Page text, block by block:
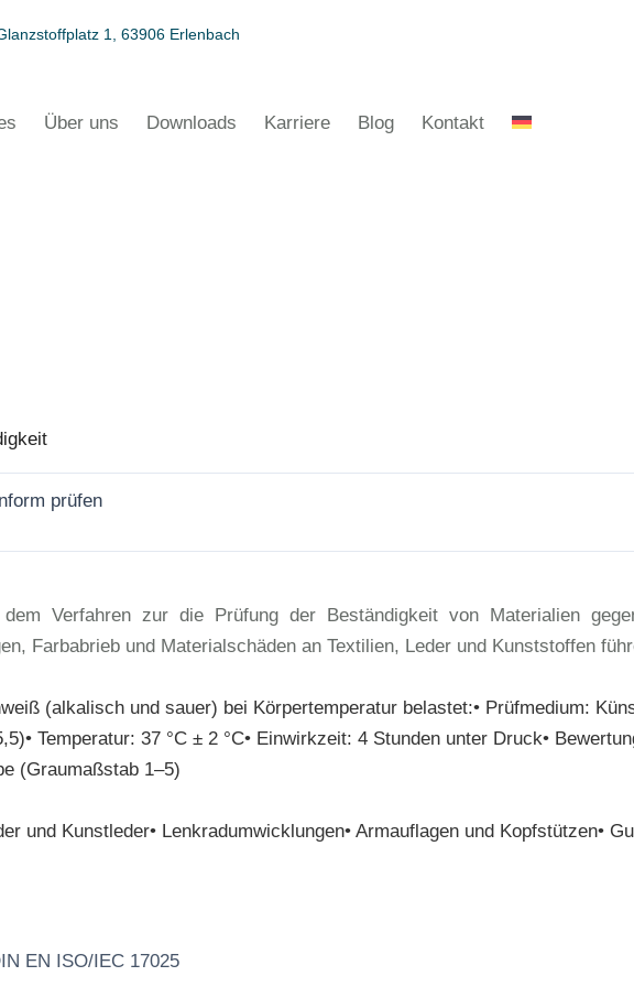
1, 63906 Erlenbach
Über uns Downloads Karriere Blog Kontakt
prüfen
Verfahren zur die Prüfung der Beständigkeit von Materialien
Farbabrieb und Materialschäden an Textilien, Leder und Kunststoffen
(alkalisch und sauer) bei Körpertemperatur belastet:• Prüfmedium:
Temperatur: 37 °C ± 2 °C• Einwirkzeit: 4 Stunden unter Druck•
(Graumaßstab 1–5)
und Kunstleder• Lenkradumwicklungen• Armauflagen und Kopfstützen•
EN ISO/IEC 17025